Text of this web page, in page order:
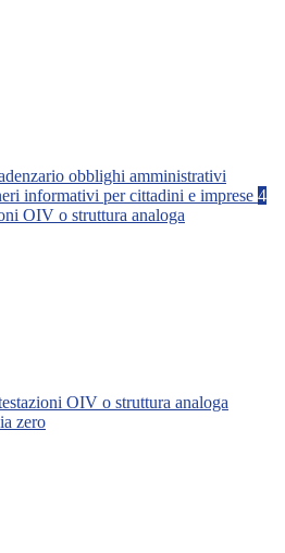
obblighi amministrativi
informativi per cittadini e imprese 4
OIV o struttura analoga
OIV o struttura analoga
zero